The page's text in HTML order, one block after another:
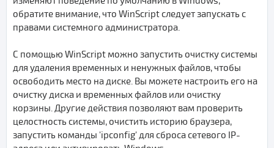
обратите внимание, что WinScript следует запускать с
правами системного администратора.
С помощью WinScript можно запустить очистку системы
для удаления временных и ненужных файлов, чтобы
освободить место на диске. Вы можете настроить его на
очистку диска и временных файлов или очистку
корзины. Другие действия позволяют вам проверить
целостность системы, очистить историю браузера,
запустить команды 'ipconfig' для сброса сетевого IP-